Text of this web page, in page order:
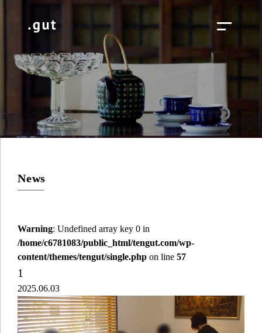
News
Warning: Undefined array key 0 in
/home/c6781083/public_html/tengut.com/wp-
content/themes/tengut/single.php on line 57
1
2025.06.03